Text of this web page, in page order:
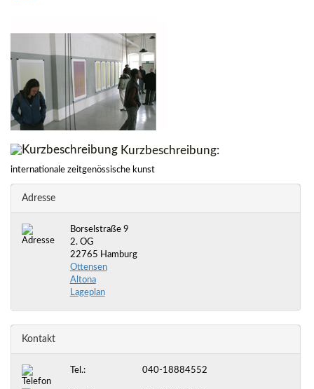
Kurzbeschreibung:
internationale zeitgenössische kunst
Adresse
Borselstraße 9
2. OG
22765 Hamburg
Ottensen
Altona
Lageplan
Kontakt
Tel.: 040-18884552